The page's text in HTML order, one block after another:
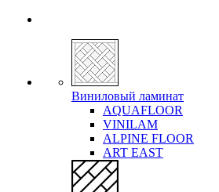
Виниловый ламинат
AQUAFLOOR
VINILAM
ALPINE FLOOR
ART EAST